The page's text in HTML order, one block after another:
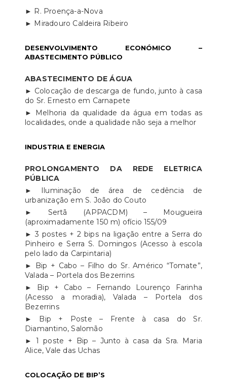
► R. Proença-a-Nova
► Miradouro Caldeira Ribeiro
DESENVOLVIMENTO ECONÓMICO –
ABASTECIMENTO PÚBLICO
ABASTECIMENTO DE ÁGUA
► Colocação de descarga de fundo, junto à casa
do Sr. Ernesto em Carnapete
► Melhoria da qualidade da água em todas as
localidades, onde a qualidade não seja a melhor
INDUSTRIA E ENERGIA
PROLONGAMENTO DA REDE ELETRICA
PÚBLICA
► Iluminação de área de cedência de
urbanização em S. João do Couto
► Sertã (APPACDM) – Mougueira
(aproximadamente 150 m) ofício 155/09
► 3 postes + 2 bips na ligação entre a Serra do
Pinheiro e Serra S. Domingos (Acesso à escola
pelo lado da Carpintaria)
► Bip + Cabo – Filho do Sr. Américo “Tomate”,
Valada – Portela dos Bezerrins
► Bip + Cabo – Fernando Lourenço Farinha
(Acesso a moradia), Valada – Portela dos
Bezerrins
► Bip + Poste – Frente à casa do Sr.
Diamantino, Salomão
► 1 poste + Bip – Junto à casa da Sra. Maria
Alice, Vale das Uchas
COLOCAÇÃO DE BIP’S